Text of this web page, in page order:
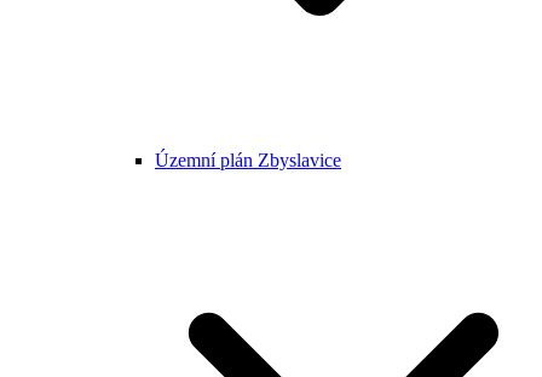
Územní plán Zbyslavice